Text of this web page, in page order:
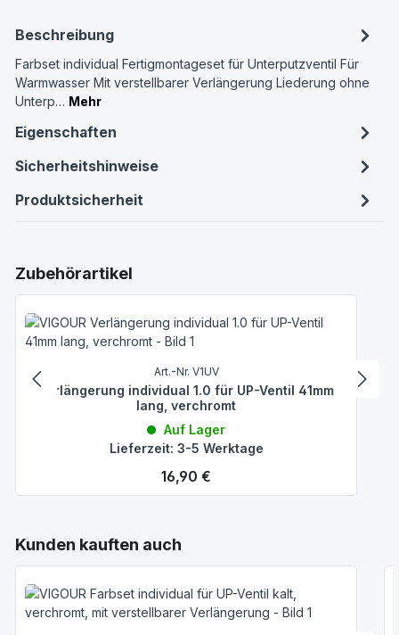
Beschreibung
Farbset individual Fertigmontageset für Unterputzventil Für
Warmwasser Mit verstellbarer Verlängerung Liederung ohne
Unterp… Mehr
Eigenschaften
Sicherheitshinweise
Produktsicherheit
Produktgalerie überspringen
Zubehörartikel
Art.-Nr. V1UV
Verlängerung individual 1.0 für UP-Ventil 41mm
lang, verchromt
Auf Lager
Lieferzeit: 3-5 Werktage
Regulärer Preis:
16,90 €
Produktgalerie überspringen
Kunden kauften auch